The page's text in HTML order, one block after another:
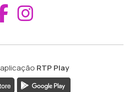
Aceder ao
RTP Play